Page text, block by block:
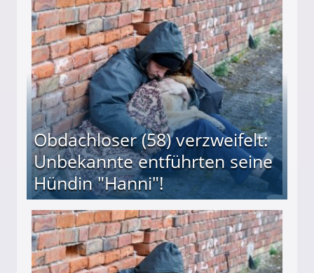
Mutter freigesprochen!
Obdachloser (58) verzweifelt:
Unbekannte entführten seine
Hündin "Hanni"!
entführten seine Hündin "Hanni"!